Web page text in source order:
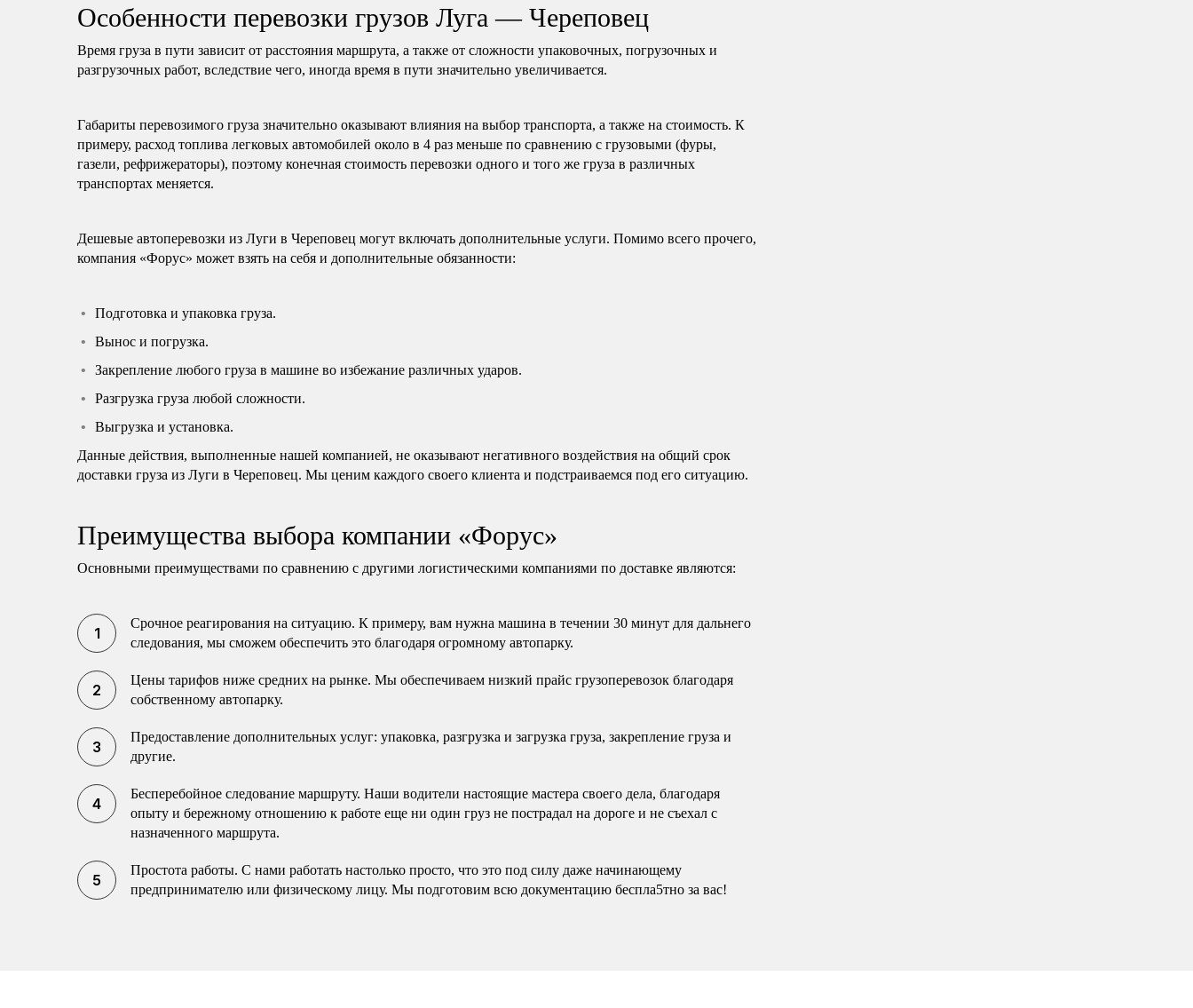
Особенности перевозки грузов Луга — Череповец
Время груза в пути зависит от расстояния маршрута, а также от сложности упаковочных, погрузочных и
разгрузочных работ, вследствие чего, иногда время в пути значительно увеличивается.
Габариты перевозимого груза значительно оказывают влияния на выбор транспорта, а также на стоимость. К
примеру, расход топлива легковых автомобилей около в 4 раз меньше по сравнению с грузовыми (фуры,
газели, рефрижераторы), поэтому конечная стоимость перевозки одного и того же груза в различных
транспортах меняется.
Дешевые автоперевозки из Луги в Череповец могут включать дополнительные услуги. Помимо всего прочего,
компания «Форус» может взять на себя и дополнительные обязанности:
Подготовка и упаковка груза.
Вынос и погрузка.
Закрепление любого груза в машине во избежание различных ударов.
Разгрузка груза любой сложности.
Выгрузка и установка.
Данные действия, выполненные нашей компанией, не оказывают негативного воздействия на общий срок
доставки груза из Луги в Череповец. Мы ценим каждого своего клиента и подстраиваемся под его ситуацию.
Преимущества выбора компании «Форус»
Основными преимуществами по сравнению с другими логистическими компаниями по доставке являются:
Срочное реагирования на ситуацию. К примеру, вам нужна машина в течении 30 минут для дальнего
следования, мы сможем обеспечить это благодаря огромному автопарку.
Цены тарифов ниже средних на рынке. Мы обеспечиваем низкий прайс грузоперевозок благодаря
собственному автопарку.
Предоставление дополнительных услуг: упаковка, разгрузка и загрузка груза, закрепление груза и
другие.
Бесперебойное следование маршруту. Наши водители настоящие мастера своего дела, благодаря
опыту и бережному отношению к работе еще ни один груз не пострадал на дороге и не съехал с
назначенного маршрута.
Простота работы. С нами работать настолько просто, что это под силу даже начинающему
предпринимателю или физическому лицу. Мы подготовим всю документацию беспла5тно за вас!